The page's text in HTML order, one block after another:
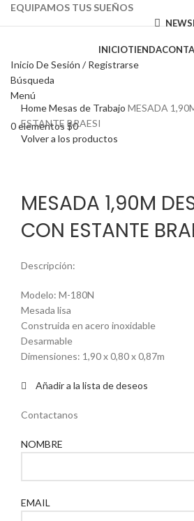
EQUIPAMOS TUS SUEÑOS
INICIOTIENDA
Inicio De Sesión / Registrarse
Búsqueda
Menú
0elementos $0
Haga Click para agrandar
HomeMesas de Trabajo MESADA
ESTANTE BRAESI
Volver a los productos
MESADA 1,90M
CON ESTANTE
Descripción:
Modelo: M-180N
Mesada lisa
Construida en acero inoxidable
Desarmable
Dimensiones: 1,90 x 0,80 x 0,87m
Añadir a la lista de deseos
Contactanos
NOMBRE
EMAIL